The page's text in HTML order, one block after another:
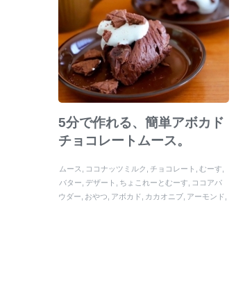
5分で作れる、簡単アボカド
チョコレートムース。
ムース ココナッツミルク チョコレート
むーす
バター デザート ちょこれーとむーす
ココアパ
ウダー おやつ アボカド カカオニブ アーモンド